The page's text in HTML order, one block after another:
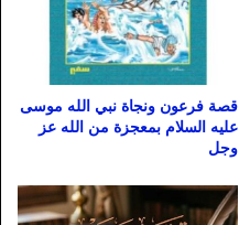
قصة فرعون ونجاة نبي الله موسى
عليه السلام بمعجزة من الله عز
وجل